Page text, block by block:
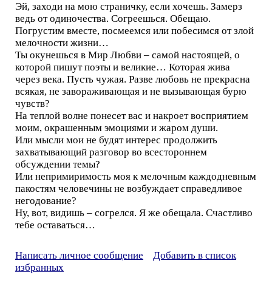
Эй, заходи на мою страничку, если хочешь. Замерз
ведь от одиночества. Согреешься. Обещаю.
Погрустим вместе, посмеемся или побесимся от злой
мелочности жизни…
Ты окунешься в Мир Любви – самой настоящей, о
которой пишут поэты и великие… Которая жива
через века. Пусть чужая. Разве любовь не прекрасна
всякая, не завораживающая и не вызывающая бурю
чувств?
На теплой волне понесет вас и накроет восприятием
моим, окрашенным эмоциями и жаром души.
Или мысли мои не будят интерес продолжить
захватывающий разговор во всестороннем
обсуждении темы?
Или непримиримость моя к мелочным каждодневным
пакостям человечины не возбуждает справедливое
негодование?
Ну, вот, видишь – согрелся. Я же обещала. Счастливо
тебе оставаться…
Написать личное сообщение
Добавить в список
избранных